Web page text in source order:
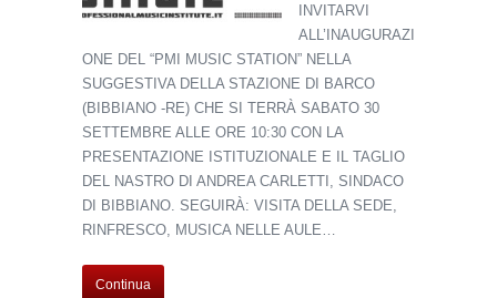
INVITARVI
ALL’INAUGURAZI
ONE DEL “PMI MUSIC STATION” NELLA
SUGGESTIVA DELLA STAZIONE DI BARCO
(BIBBIANO -RE) CHE SI TERRÀ SABATO 30
SETTEMBRE ALLE ORE 10:30 CON LA
PRESENTAZIONE ISTITUZIONALE E IL TAGLIO
DEL NASTRO DI ANDREA CARLETTI, SINDACO
DI BIBBIANO. SEGUIRÀ: VISITA DELLA SEDE,
RINFRESCO, MUSICA NELLE AULE…
Continua